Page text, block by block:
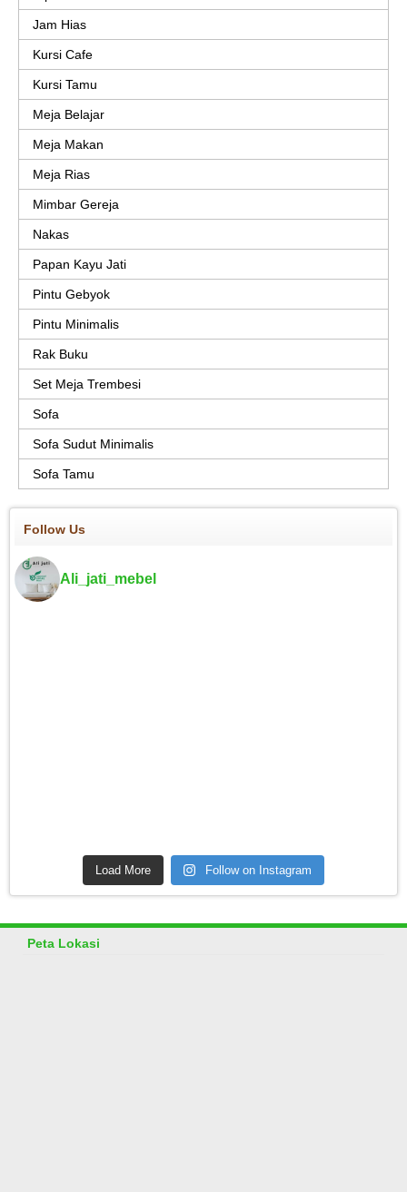
Jam Hias
Kursi Cafe
Kursi Tamu
Meja Belajar
Meja Makan
Meja Rias
Mimbar Gereja
Nakas
Papan Kayu Jati
Pintu Gebyok
Pintu Minimalis
Rak Buku
Set Meja Trembesi
Sofa
Sofa Sudut Minimalis
Sofa Tamu
Follow Us
Ali_jati_mebel
Load More Follow on Instagram
Peta Lokasi